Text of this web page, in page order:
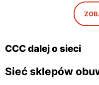
Nowy Dwór Mazowiecki,
CCC dalej o sieci
Sieć sklepów